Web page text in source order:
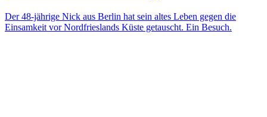
Der 48-jährige Nick aus Berlin hat sein altes Leben gegen die
Einsamkeit vor Nordfrieslands Küste getauscht. Ein Besuch.